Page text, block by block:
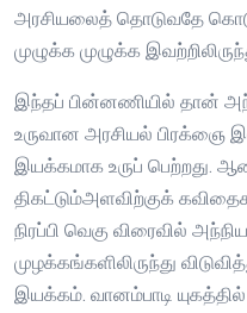
அரசியலைத் தொடுவதே
முழுக்க முழுக்க
இந்தப் பின்னணியில் தான்
உருவான அரசியல் பிரக்ஞை
இயக்கமாக உருப் பெற்றது.
திகட்டும்அளவிற்குக்
நிரப்பி வெகு விரைவில்
முழக்கங்களிலிருந்து
இயக்கம். வானம்பாடி யுகத்தில்